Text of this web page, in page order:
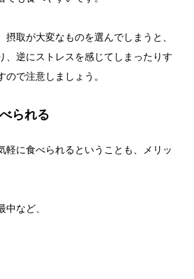
取が大変なものを選んでしまうと、
、逆にストレスを感じてしまったりす
で注意しましょう。
られる
軽に食べられるということも、メリッ
など、